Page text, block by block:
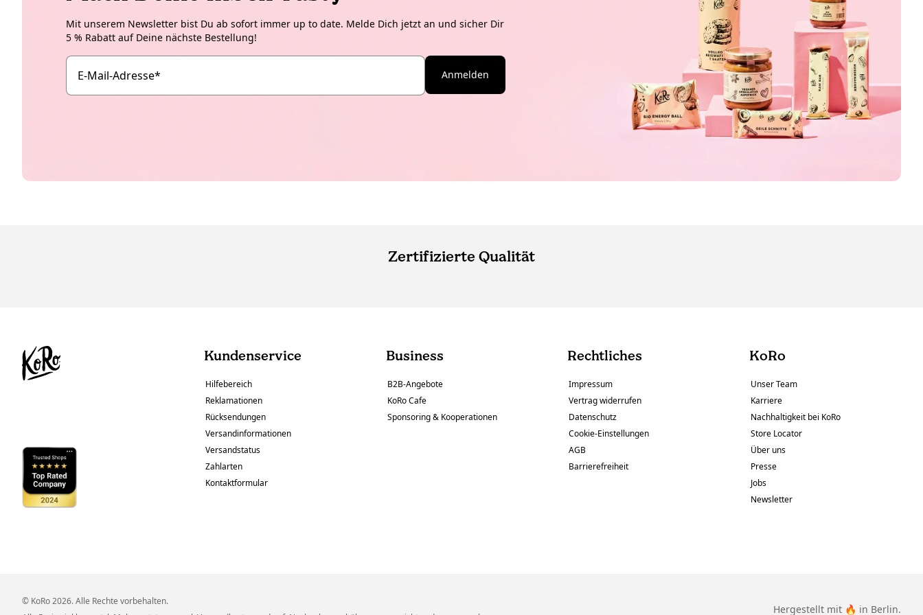
Mit unserem Newsletter bist Du ab sofort immer up to date. Melde Dich jetzt an und sicher Dir
5 % Rabatt auf Deine nächste Bestellung!
E-Mail-Adresse* Anmelden
Zertifizierte Qualität
Kundenservice
Hilfebereich
Reklamationen
Rücksendungen
Versandinformationen
Versandstatus
Zahlarten
Kontaktformular
Business
B2B-Angebote
KoRo Cafe
Sponsoring & Kooperationen
Rechtliches
Impressum
Vertrag widerrufen
Datenschutz
Cookie-Einstellungen
AGB
Barrierefreiheit
KoRo
Unser Team
Karriere
Nachhaltigkeit bei KoRo
Store Locator
Über uns
Presse
Jobs
Newsletter
© KoRo 2026. Alle Rechte vorbehalten.
Hergestellt mit 🔥 in Berlin.